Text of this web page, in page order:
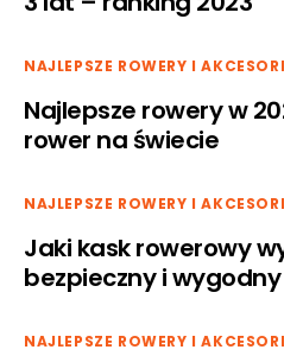
NAJLEPSZE ROWERY I
Najlepsze rowery w
rower na świecie
NAJLEPSZE ROWERY I
Jaki kask rowerowy
bezpieczny i wygodny
NAJLEPSZE ROWERY I